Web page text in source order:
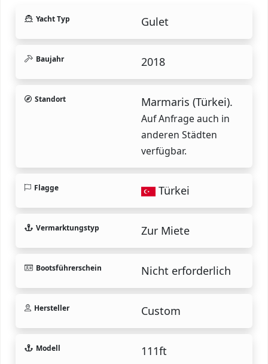
Yacht Typ Gulet
Baujahr 2018
Standort Marmaris (Türkei).
Auf Anfrage auch in
anderen Städten
verfügbar.
Flagge Türkei
Vermarktungstyp Zur Miete
Bootsführerschein Nicht erforderlich
Hersteller Custom
Modell 111ft